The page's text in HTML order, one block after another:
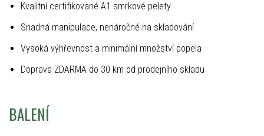
Kvalitní certifikované A1 smrkové pelety
Snadná manipulace, nenáročné na skladování
Vysoká výhřevnost a minimální množství popela
Doprava ZDARMA do 30 km od prodejního skladu
BALENÍ